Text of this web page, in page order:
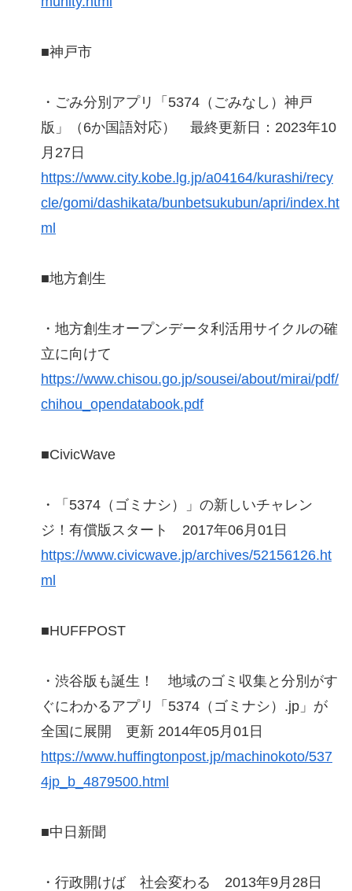
■神戸市
・ごみ分別アプリ「5374（ごみなし）神戸
版」（6か国語対応） 最終更新日：2023年10
月27日
https://www.city.kobe.lg.jp/a04164/kurashi/recy
cle/gomi/dashikata/bunbetsukubun/apri/index.ht
ml
■地方創生
・地方創生オープンデータ利活用サイクルの確
立に向けて
https://www.chisou.go.jp/sousei/about/mirai/pdf/
chihou_opendatabook.pdf
■CivicWave
・「5374（ゴミナシ）」の新しいチャレン
ジ！有償版スタート 2017年06月01日
https://www.civicwave.jp/archives/52156126.ht
ml
■HUFFPOST
・渋谷版も誕生！ 地域のゴミ収集と分別がす
ぐにわかるアプリ「5374（ゴミナシ）.jp」が
全国に展開 更新 2014年05月01日
https://www.huffingtonpost.jp/machinokoto/537
4jp_b_4879500.html
■中日新聞
・行政開けば 社会変わる 2013年9月28日